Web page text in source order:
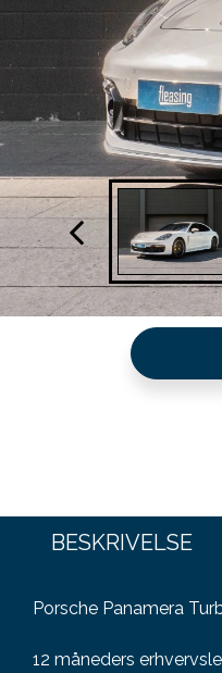
BESKRIVELSE
Porsche Panamera
12 måneders